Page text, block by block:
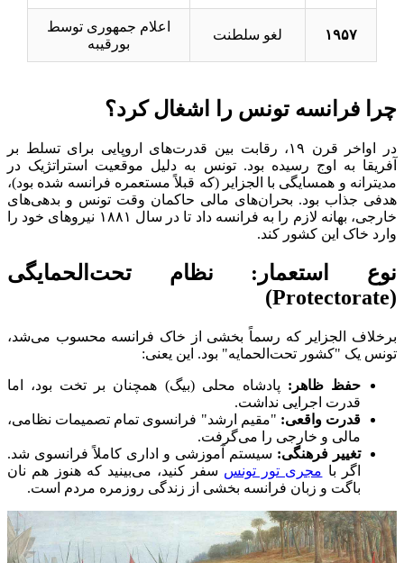
۱۹۵۷ لغو سلطنت
اعلام جمهوری توسط
بورقیبه
چرا فرانسه تونس را اشغال کرد؟
در اواخر قرن ۱۹، رقابت بین قدرت‌های اروپایی برای تسلط بر
آفریقا به اوج رسیده بود. تونس به دلیل موقعیت استراتژیک در
مدیترانه و همسایگی با الجزایر (که قبلاً مستعمره فرانسه شده بود)،
هدفی جذاب بود. بحران‌های مالی حاکمان وقت تونس و بدهی‌های
خارجی، بهانه لازم را به فرانسه داد تا در سال ۱۸۸۱ نیروهای خود را
وارد خاک این کشور کند.
نوع استعمار: نظام تحت‌الحمایگی
(Protectorate)
برخلاف الجزایر که رسماً بخشی از خاک فرانسه محسوب می‌شد،
تونس یک "کشور تحت‌الحمایه" بود. این یعنی:
حفظ ظاهر: پادشاه محلی (بیگ) همچنان بر تخت بود، اما
قدرت اجرایی نداشت.
قدرت واقعی: "مقیم ارشد" فرانسوی تمام تصمیمات نظامی،
مالی و خارجی را می‌گرفت.
تغییر فرهنگی: سیستم آموزشی و اداری کاملاً فرانسوی شد.
اگر با مجری تور تونس سفر کنید، می‌بینید که هنوز هم نان
باگت و زبان فرانسه بخشی از زندگی روزمره مردم است.